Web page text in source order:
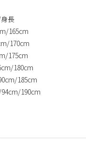
長
165cm
170cm
175cm
180cm
185cm
190cm